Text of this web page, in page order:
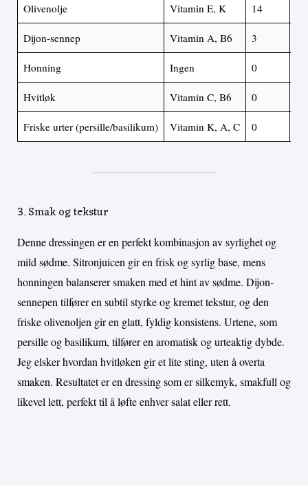
Olivenolje Vitamin E, K 14
Dijon-sennep Vitamin A, B6 3
Honning Ingen 0
Hvitløk Vitamin C, B6 0
Friske urter (persille/basilikum) Vitamin K, A, C 0
3. Smak og tekstur
Denne dressingen er en perfekt kombinasjon av syrlighet og
mild sødme. Sitronjuicen gir en frisk og syrlig base, mens
honningen balanserer smaken med et hint av sødme. Dijon-
sennepen tilfører en subtil styrke og kremet tekstur, og den
friske olivenoljen gir en glatt, fyldig konsistens. Urtene, som
persille og basilikum, tilfører en aromatisk og urteaktig dybde.
Jeg elsker hvordan hvitløken gir et lite sting, uten å overta
smaken. Resultatet er en dressing som er silkemyk, smakfull og
likevel lett, perfekt til å løfte enhver salat eller rett.